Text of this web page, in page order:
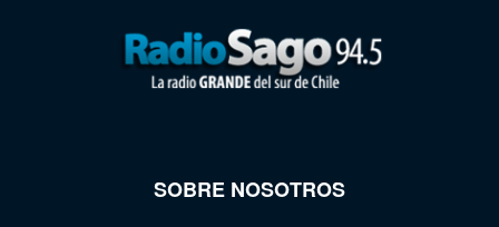
SOBRE NOSOTROS